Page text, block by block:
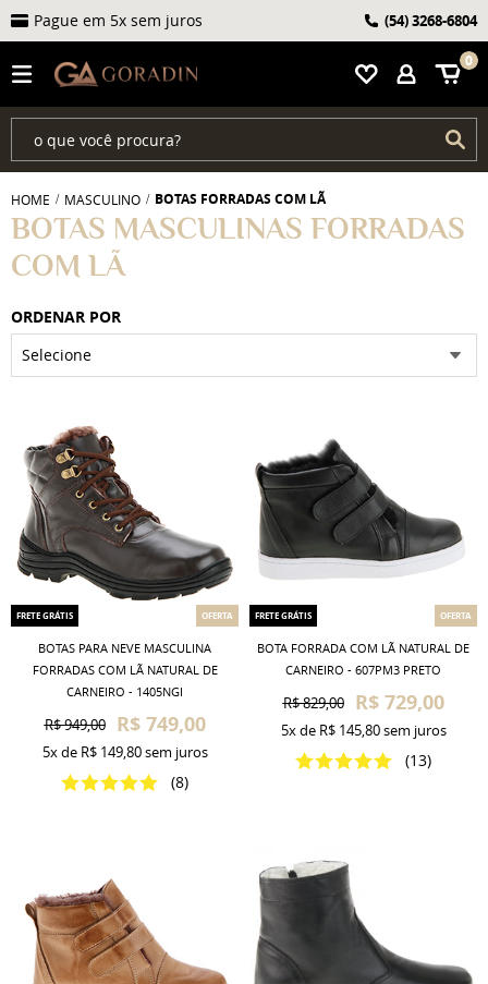
0
Pague em 5x sem juros (54)3268-6804
HOME MASCULINO BOTAS FORRADAS COM LÃ
BOTAS MASCULINAS FORRADAS
COM LÃ
ORDENAR POR
Selecione
OFERTA
FRETE GRÁTIS
BOTAS PARA NEVE MASCULINA
FORRADAS COM LÃ NATURAL DE
CARNEIRO - 1405NGI
R$ 949,00 R$ 749,00
(8)
5xde R$ 149,80sem juros
OFERTA
FRETE GRÁTIS
BOTA FORRADA COM LÃ NATURAL DE
CARNEIRO - 607PM3 PRETO
R$ 829,00 R$ 729,00
(13)
5xde R$ 145,80sem juros